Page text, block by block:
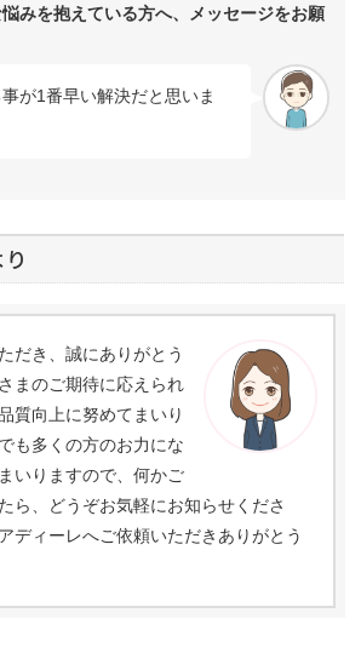
みを抱えている方へ、メッセージをお願
が1番早い解決だと思いま
だき、誠にありがとう
まのご期待に応えられ
質向上に努めてまいり
も多くの方のお力にな
いりますので、何かご
ら、どうぞお気軽にお知らせくださ
ディーレへご依頼いただきありがとう